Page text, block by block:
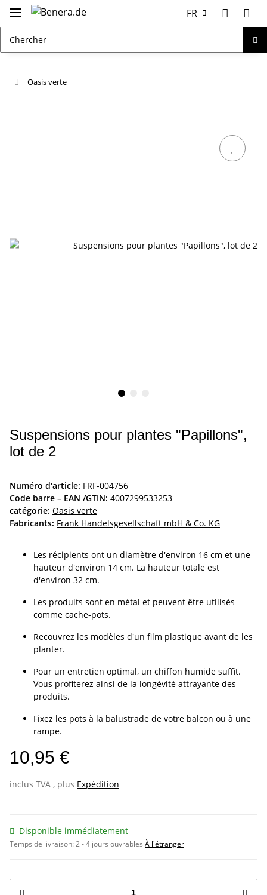
FR
Oasis verte
Suspensions pour plantes "Papillons",
lot de 2
Numéro d'article: FRF-004756
Code barre – EAN /GTIN: 4007299533253
catégorie: Oasis verte
Fabricants: Frank Handelsgesellschaft mbH & Co. KG
Les récipients ont un diamètre d'environ 16 cm et une
hauteur d'environ 14 cm. La hauteur totale est
d'environ 32 cm.
Les produits sont en métal et peuvent être utilisés
comme cache-pots.
Recouvrez les modèles d'un film plastique avant de les
planter.
Pour un entretien optimal, un chiffon humide suffit.
Vous profiterez ainsi de la longévité attrayante des
produits.
Fixez les pots à la balustrade de votre balcon ou à une
rampe.
10,95 €
inclus TVA , plus Expédition
Disponible immédiatement
Temps de livraison:2 - 4 jours ouvrables À l'étranger